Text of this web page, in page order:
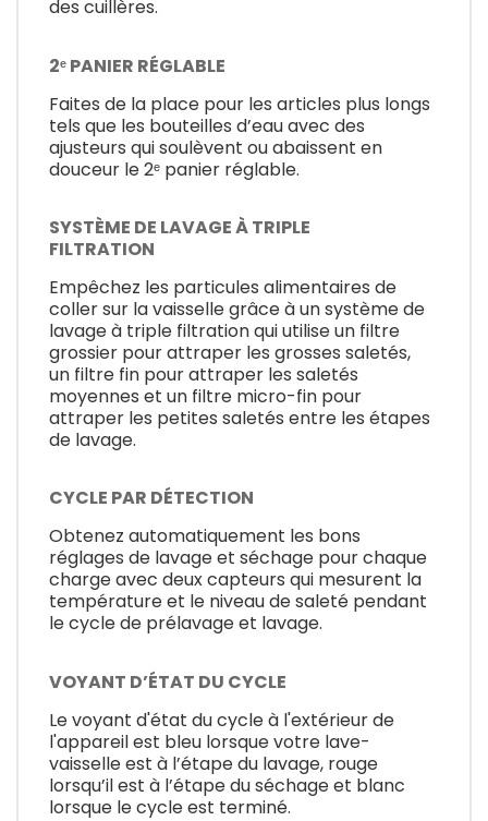
des cuillères.
2ᵉ PANIER RÉGLABLE
Faites de la place pour les articles plus longs
tels que les bouteilles d’eau avec des
ajusteurs qui soulèvent ou abaissent en
douceur le 2ᵉ panier réglable.
SYSTÈME DE LAVAGE À TRIPLE
FILTRATION
Empêchez les particules alimentaires de
coller sur la vaisselle grâce à un système de
lavage à triple filtration qui utilise un filtre
grossier pour attraper les grosses saletés,
un filtre fin pour attraper les saletés
moyennes et un filtre micro-fin pour
attraper les petites saletés entre les étapes
de lavage.
CYCLE PAR DÉTECTION
Obtenez automatiquement les bons
réglages de lavage et séchage pour chaque
charge avec deux capteurs qui mesurent la
température et le niveau de saleté pendant
le cycle de prélavage et lavage.
VOYANT D’ÉTAT DU CYCLE
Le voyant d'état du cycle à l'extérieur de
l'appareil est bleu lorsque votre lave-
vaisselle est à l’étape du lavage, rouge
lorsqu’il est à l’étape du séchage et blanc
lorsque le cycle est terminé.